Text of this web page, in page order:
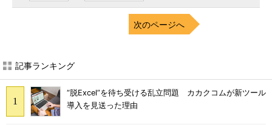
次のページへ
記事ランキング
“脱Excel”を待ち受ける乱立問題 カカクコムが新ツール
導入を見送った理由